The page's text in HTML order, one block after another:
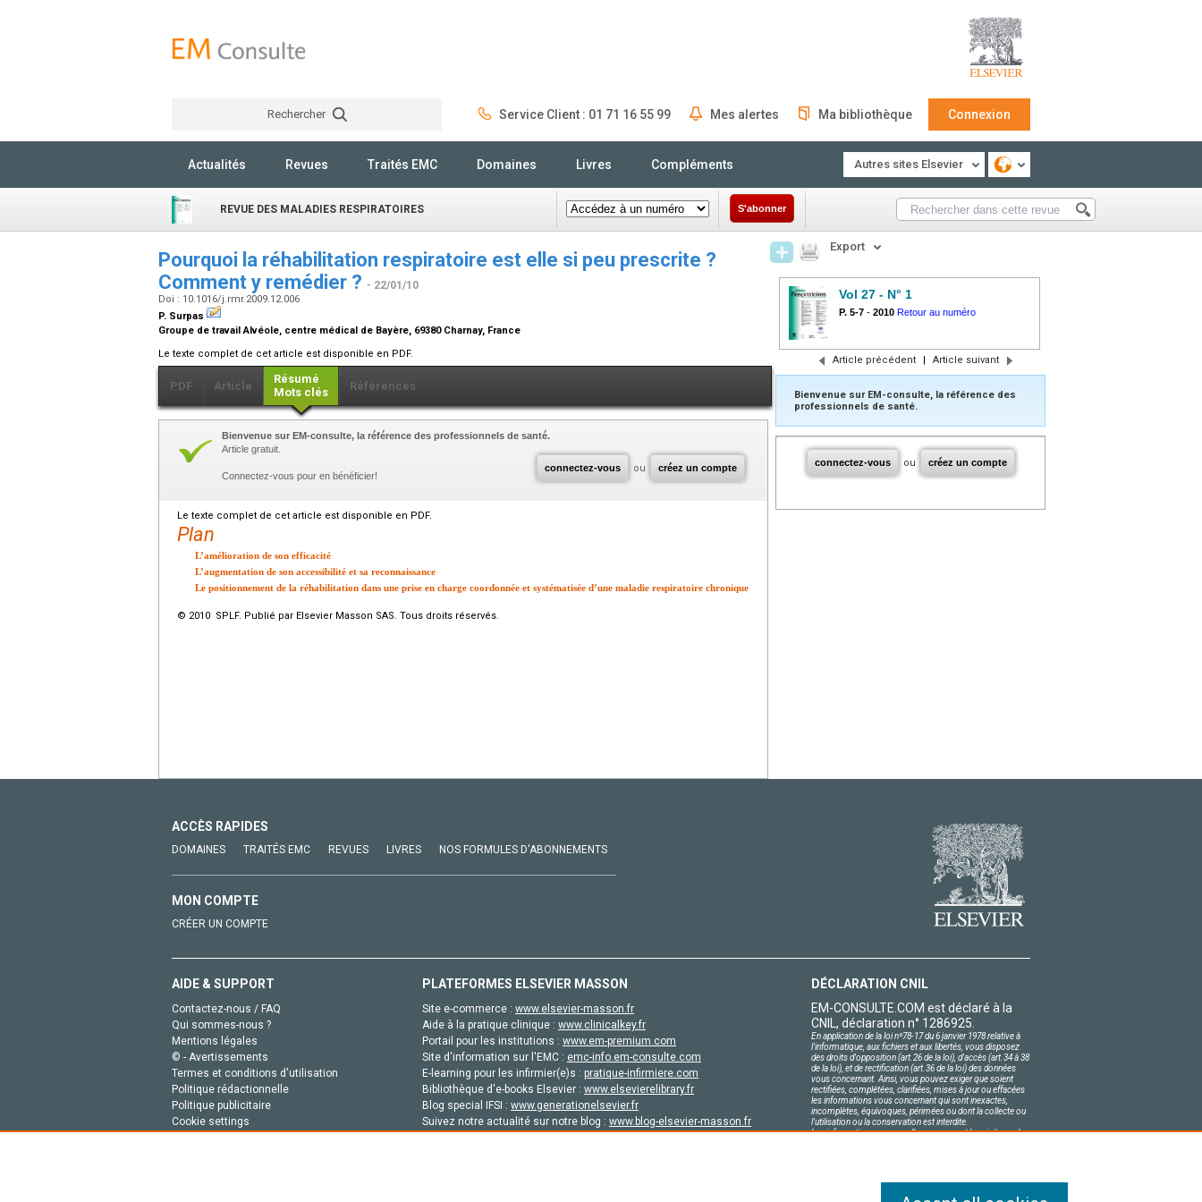
Rechercher Service Client : 01 71 16 55 99 Mes alertes Ma bibliothèque Connexion
Actualités Revues Traités EMC Domaines Livres Compléments Autres sites Elsevier
REVUE DES MALADIES RESPIRATOIRES S'abonner
Pourquoi la réhabilitation respiratoire est elle si peu prescrite ?
Comment y remédier ? - 22/01/10
Doi : 10.1016/j.rmr.2009.12.006
P. Surpas
Groupe de travail Alvéole, centre médical de Bayère, 69380 Charnay, France
Le texte complet de cet article est disponible en PDF.
PDF Article
Résumé
Mots clés
Références
connectez-vous ou créez un compte
Bienvenue sur EM-consulte, la référence des professionnels de santé.
Article gratuit.
Connectez-vous pour en bénéficier!
Le texte complet de cet article est disponible en PDF.
Plan
L’amélioration de son efficacité
L’augmentation de son accessibilité et sa reconnaissance
Le positionnement de la réhabilitation dans une prise en charge coordonnée et systématisée d’une maladie respiratoire chronique
© 2010 SPLF. Publié par Elsevier Masson SAS. Tous droits réservés.
Export
Vol 27 - N° 1
P. 5-7 - 2010 Retour au numéro
Article précédent | Article suivant
Bienvenue sur EM-consulte, la référence des
professionnels de santé.
connectez-vous ou créez un compte
ACCÈS RAPIDES
DOMAINES TRAITÉS EMC REVUES LIVRES NOS FORMULES D'ABONNEMENTS
MON COMPTE
CRÉER UN COMPTE
AIDE & SUPPORT
Contactez-nous / FAQ
Qui sommes-nous ?
Mentions légales
© - Avertissements
Termes et conditions d'utilisation
Politique rédactionnelle
Politique publicitaire
Cookie settings
PLATEFORMES ELSEVIER MASSON
Site e-commerce : www.elsevier-masson.fr
Aide à la pratique clinique : www.clinicalkey.fr
Portail pour les institutions : www.em-premium.com
Site d'information sur l'EMC : emc-info.em-consulte.com
E-learning pour les infirmier(e)s : pratique-infirmiere.com
Bibliothèque d'e-books Elsevier : www.elsevierelibrary.fr
Blog special IFSI : www.generationelsevier.fr
Suivez notre actualité sur notre blog : www.blog-elsevier-masson.fr
DÉCLARATION CNIL
EM-CONSULTE.COM est déclaré à la
CNIL, déclaration n° 1286925.
En application de la loi nº78-17 du 6 janvier 1978 relative à
l'informatique, aux fichiers et aux libertés, vous disposez
des droits d'opposition (art.26 de la loi), d'accès (art.34 à 38
de la loi), et de rectification (art.36 de la loi) des données
vous concernant. Ainsi, vous pouvez exiger que soient
rectifiées, complétées, clarifiées, mises à jour ou effacées
les informations vous concernant qui sont inexactes,
incomplètes, équivoques, périmées ou dont la collecte ou
l'utilisation ou la conservation est interdite.
Les informations personnelles concernant les visiteurs de